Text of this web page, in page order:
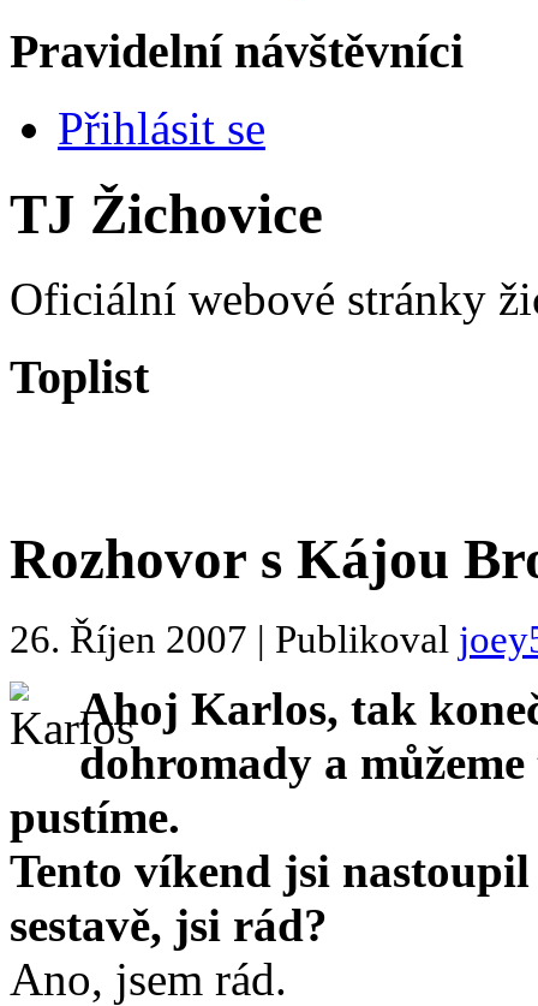
Pravidelní návštěvníci
Přihlásit se
TJ Žichovice
Oficiální webové stránky
Toplist
Rozhovor s Kájou
26. Říjen 2007 | Publikoval
Ahoj Karlos, tak
dohromady a
pustíme.
Tento víkend jsi
sestavě, jsi rád?
Ano, jsem rád.